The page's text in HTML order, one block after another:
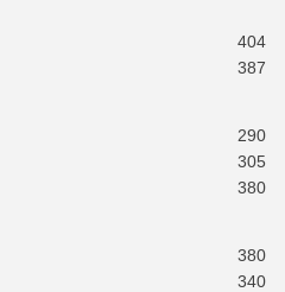
404
387
290
305
380
380
340